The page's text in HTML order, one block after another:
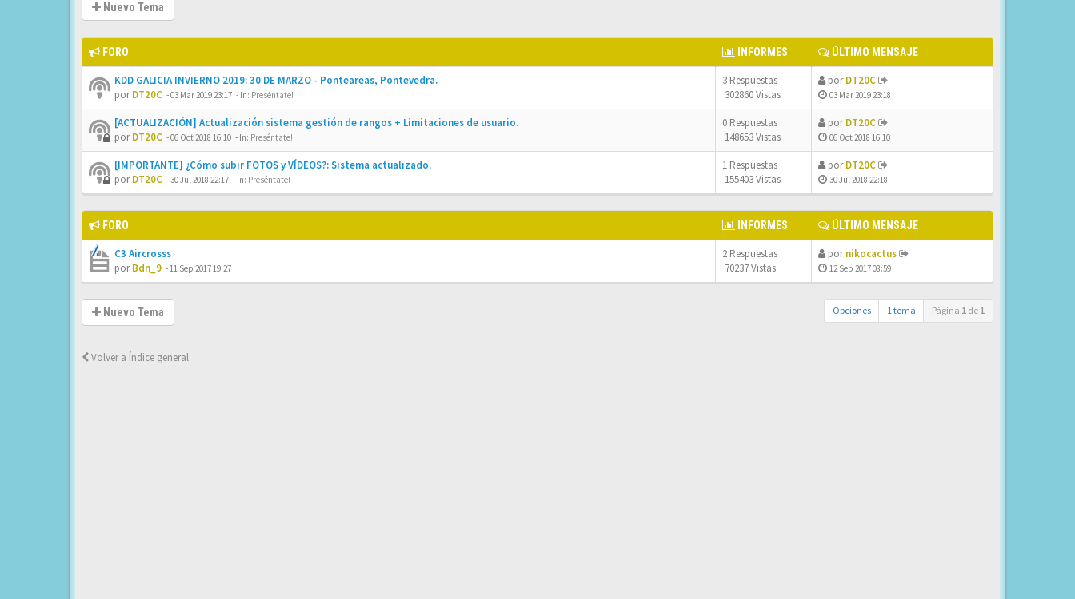
Nuevo Tema
FORO INFORMES ÚLTIMO MENSAJE
KDD GALICIA INVIERNO 2019: 30 DE MARZO - Ponteareas, Pontevedra.
porDT20C -03 Mar 2019 23:17 - In: Preséntate!
3 Respuestas
302860 Vistas
porDT20C
03 Mar 2019 23:18
[ACTUALIZACIÓN] Actualización sistema gestión de rangos + Limitaciones de usuario.
porDT20C -06 Oct 2018 16:10 - In: Preséntate!
0 Respuestas
148653 Vistas
porDT20C
06 Oct 2018 16:10
[IMPORTANTE] ¿Cómo subir FOTOS y VÍDEOS?: Sistema actualizado.
porDT20C -30 Jul 2018 22:17 - In: Preséntate!
1 Respuestas
155403 Vistas
porDT20C
30 Jul 2018 22:18
FORO INFORMES ÚLTIMO MENSAJE
C3 Aircrosss
porBdn_9 -11 Sep 2017 19:27
2 Respuestas
70237 Vistas
pornikocactus
12 Sep 2017 08:59
Nuevo Tema Opciones 1 tema Página 1 de 1
Volver a Índice general